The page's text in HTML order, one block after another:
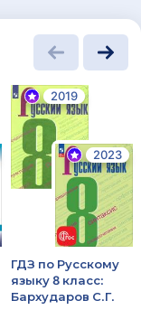
2019
2023
ГДЗ по Русскому
языку 8 класс:
Бархударов С.Г.